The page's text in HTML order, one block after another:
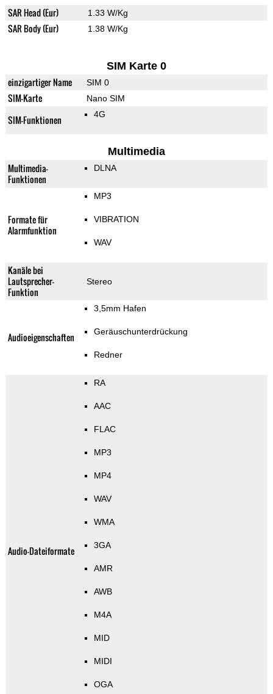
SAR Head (Eur) 1.33 W/Kg
SAR Body (Eur) 1.38 W/Kg
SIM Karte 0
einzigartiger Name SIM 0
SIM-Karte Nano SIM
SIM-Funktionen 4G
Multimedia
Multimedia-
Funktionen
DLNA
Formate für
Alarmfunktion
MP3
VIBRATION
WAV
Kanäle bei
Lautsprecher-
Funktion
Stereo
Audioeigenschaften
3,5mm Hafen
Geräuschunterdrückung
Redner
Audio-Dateiformate
RA
AAC
FLAC
MP3
MP4
WAV
WMA
3GA
AMR
AWB
M4A
MID
MIDI
OGA